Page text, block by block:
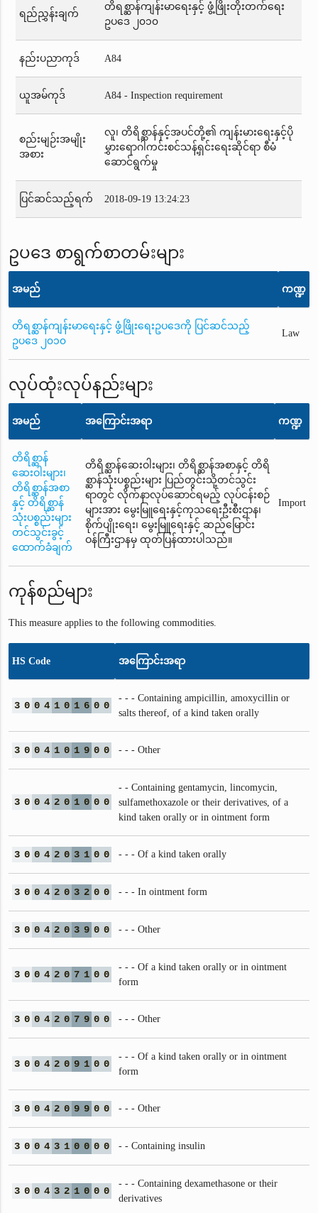
ရည်ညွှန်းချက်
တိရစ္ဆာန်ကျန်းမာရေးနှင့် ဖွံ့ဖြိုးတိုးတက်ရေး
ဥပဒေ ၂၀၁၀
နည်းပညာကုဒ် A84
ယူအမ်ကုဒ် A84 - Inspection requirement
စည်းမျဉ်းအမျိုး
အစား
လူ၊ တိရိစ္ဆာန်နှင့်အပင်တို့၏ ကျန်းမားရေးနှင့်ပို
မွှားရောဂါကင်းစင်သန့်ရှင်းရေးဆိုင်ရာ စီမံ
ဆောင်ရွက်မှု
ပြင်ဆင်သည့်ရက် 2018-09-19 13:24:23
ဥပဒေ စာရွက်စာတမ်းများ
အမည် ကဏ္ဍ
တိရစ္ဆာန်ကျန်းမာရေးနှင့် ဖွံ့ဖြိုးရေးဥပဒေကို ပြင်ဆင်သည့်
ဥပဒေ ၂၀၁၀
Law
လုပ်ထုံးလုပ်နည်းများ
အမည် အကြောင်းအရာ ကဏ္ဍ
တိရိစ္ဆာန်
ဆေးဝါးများ၊
တိရိစ္ဆာန်အစာ
နှင့် တိရိစ္ဆာန်
သုံးပစ္စည်းများ
တင်သွင်းခွင့်
ထောက်ခံချက်
တိရိစ္ဆာန်ဆေးဝါးများ၊ တိရိစ္ဆာန်အစာနှင့် တိရိ
စ္ဆာန်သုံးပစ္စည်းများ ပြည်တွင်းသို့တင်သွင်း
ရာတွင် လိုက်နာလုပ်ဆောင်ရမည့် လုပ်ငန်းစဉ်
များအား မွေးမြူရေးနှင့်ကုသရေးဦးစီးဌာန၊
စိုက်ပျိုးရေး၊ မွေးမြူရေးနှင့် ဆည်မြောင်း
ဝန်ကြီးဌာနမှ ထုတ်ပြန်ထားပါသည်။
Import
ကုန်စည်များ
This measure applies to the following commodities.
HS Code အကြောင်းအရာ
3 0 0 4 1 0 1 6 0 0
- - - Containing ampicillin, amoxycillin or
salts thereof, of a kind taken orally
3 0 0 4 1 0 1 9 0 0 - - - Other
3 0 0 4 2 0 1 0 0 0
- - Containing gentamycin, lincomycin,
sulfamethoxazole or their derivatives, of a
kind taken orally or in ointment form
3 0 0 4 2 0 3 1 0 0 - - - Of a kind taken orally
3 0 0 4 2 0 3 2 0 0 - - - In ointment form
3 0 0 4 2 0 3 9 0 0 - - - Other
3 0 0 4 2 0 7 1 0 0
- - - Of a kind taken orally or in ointment
form
3 0 0 4 2 0 7 9 0 0 - - - Other
3 0 0 4 2 0 9 1 0 0
- - - Of a kind taken orally or in ointment
form
3 0 0 4 2 0 9 9 0 0 - - - Other
3 0 0 4 3 1 0 0 0 0 - - Containing insulin
3 0 0 4 3 2 1 0 0 0
- - - Containing dexamethasone or their
derivatives